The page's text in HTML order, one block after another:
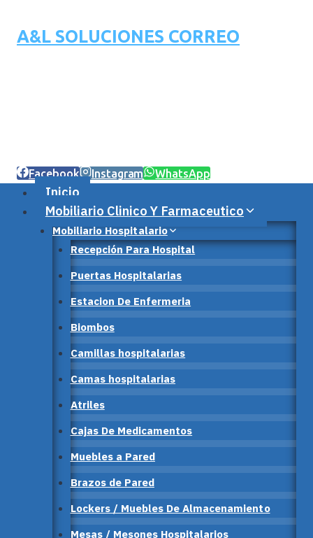
A&L SOLUCIONES CORREO
Facebook Instagram WhatsApp
Inicio
Mobiliario Clinico Y Farmaceutico
Mobiliario Hospitalario
Recepción Para Hospital
Puertas Hospitalarias
Estacion De Enfermeria
Biombos
Camillas hospitalarias
Camas hospitalarias
Atriles
Cajas De Medicamentos
Muebles a Pared
Brazos de Pared
Lockers / Muebles De Almacenamiento
Mesas / Mesones Hospitalarios